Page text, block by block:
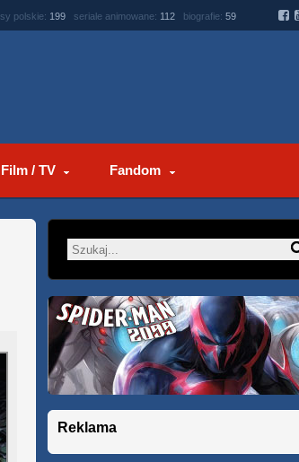
polskie: 199 seriale animowane: 112 biografie: 59
Film / TV Fandom
Reklama